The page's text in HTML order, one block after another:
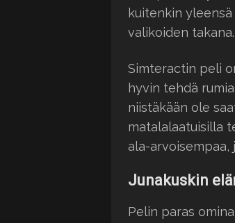
kuitenkin
valikoiden
Simteractin peli
hyvin tehdä
niistäkään ole
matalalaatuisilla
ala-arvoisempaa,
Junakuskin
Pelin paras